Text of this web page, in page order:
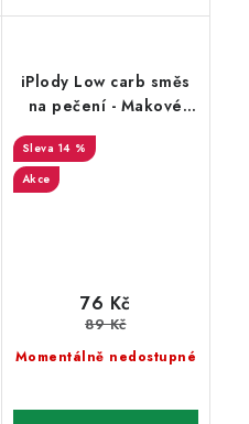
iPlody Low carb směs
na pečení - Makové
bochníčky se sladidlem
250g
14 %
Akce
Momentálně nedostupné
76 Kč
89 Kč